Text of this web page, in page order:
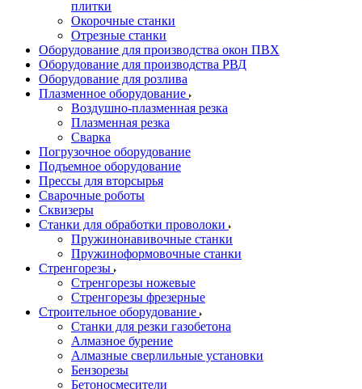
плитки
Окорочные станки
Отрезные станки
Оборудование для производства окон ПВХ
Оборудование для производства РВД
Оборудование для розлива
Плазменное оборудование
Воздушно-плазменная резка
Плазменная резка
Сварка
Погрузочное оборудование
Подъемное оборудование
Прессы для вторсырья
Сварочные роботы
Сквизеры
Станки для обработки проволоки
Пружинонавивочные станки
Пружиноформовочные станки
Стренгорезы
Стренгорезы ножевые
Стренгорезы фрезерные
Строительное оборудование
Станки для резки газобетона
Алмазное бурение
Алмазные сверлильные установки
Бензорезы
Бетоносмесители